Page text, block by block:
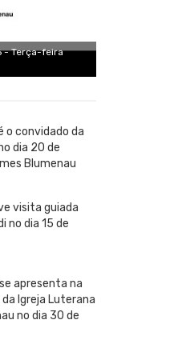
- Terça-feira
o convidado da
dia 20 de
Blumenau
visita guiada
no dia 15 de
apresenta na
Igreja Luterana
no dia 30 de